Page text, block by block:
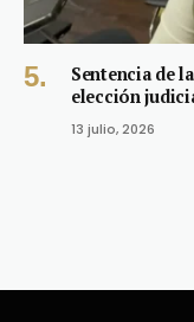
Sentencia de
elección
13 julio, 2026